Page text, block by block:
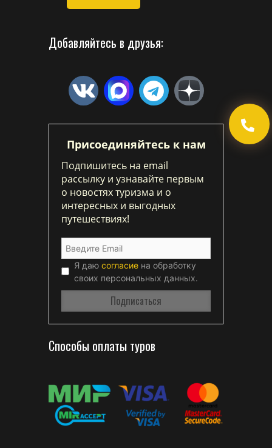
Добавляйтесь в друзья:
Присоединяйтесь к нам
Подпишитесь на email
рассылку и узнавайте первым
о новостях туризма и о
интересных и выгодных
путешествиях!
Я даю согласие на обработку
своих персональных данных.
Способы оплаты туров